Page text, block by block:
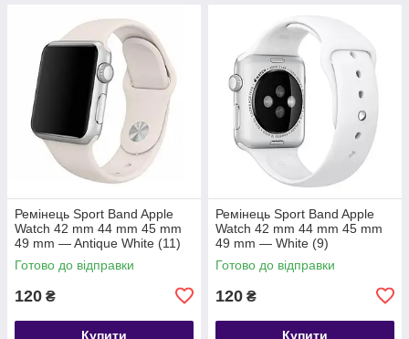
Ремінець Sport Band Apple
Watch 42 mm 44 mm 45 mm
49 mm — Antique White (11)
Готово до відправки
120 ₴
Купити
Ремінець Sport Band Apple
Watch 42 mm 44 mm 45 mm
49 mm — White (9)
Готово до відправки
120 ₴
Купити